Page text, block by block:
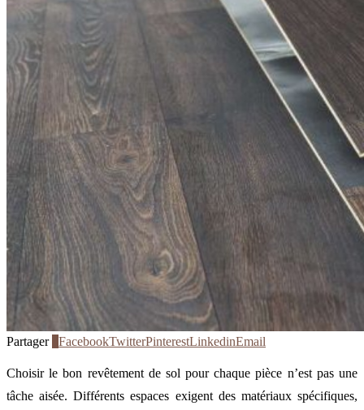
Partager FacebookTwitterPinterestLinkedinEmail
Choisir le bon revêtement de sol pour chaque pièce n’est pas une
tâche aisée. Différents espaces exigent des matériaux spécifiques,